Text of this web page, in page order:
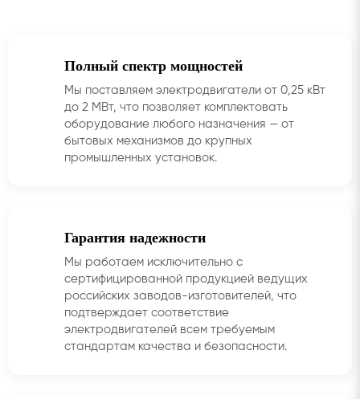
Полный спектр мощностей
Мы поставляем электродвигатели от 0,25 кВт
до 2 МВт, что позволяет комплектовать
оборудование любого назначения — от
бытовых механизмов до крупных
промышленных установок.
Гарантия надежности
Мы работаем исключительно с
сертифицированной продукцией ведущих
российских заводов-изготовителей, что
подтверждает соответствие
электродвигателей всем требуемым
стандартам качества и безопасности.